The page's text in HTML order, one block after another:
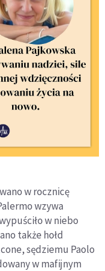
w rocznicę
wzywa
w niebo
także hołd
sędziemu Paolo
w mafijnym